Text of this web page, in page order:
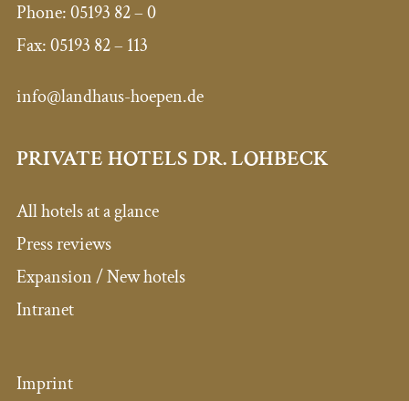
Phone:05193 82 – 0
Fax:05193 82 – 113
info@landhaus-hoepen.de
PRIVATE HOTELS DR. LOHBECK
All hotels at a glance
Press reviews
Expansion / New hotels
Intranet
Imprint